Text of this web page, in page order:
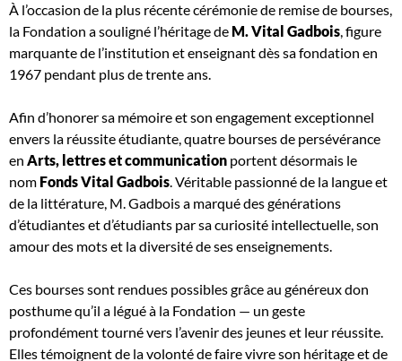
À l’occasion de la plus récente cérémonie de remise de bourses,
la Fondation a souligné l’héritage de M. Vital Gadbois, figure
marquante de l’institution et enseignant dès sa fondation en
1967 pendant plus de trente ans.
Afin d’honorer sa mémoire et son engagement exceptionnel
envers la réussite étudiante, quatre bourses de persévérance
en Arts, lettres et communication portent désormais le
nom Fonds Vital Gadbois. Véritable passionné de la langue et
de la littérature, M. Gadbois a marqué des générations
d’étudiantes et d’étudiants par sa curiosité intellectuelle, son
amour des mots et la diversité de ses enseignements.
Ces bourses sont rendues possibles grâce au généreux don
posthume qu’il a légué à la Fondation — un geste
profondément tourné vers l’avenir des jeunes et leur réussite.
Elles témoignent de la volonté de faire vivre son héritage et de